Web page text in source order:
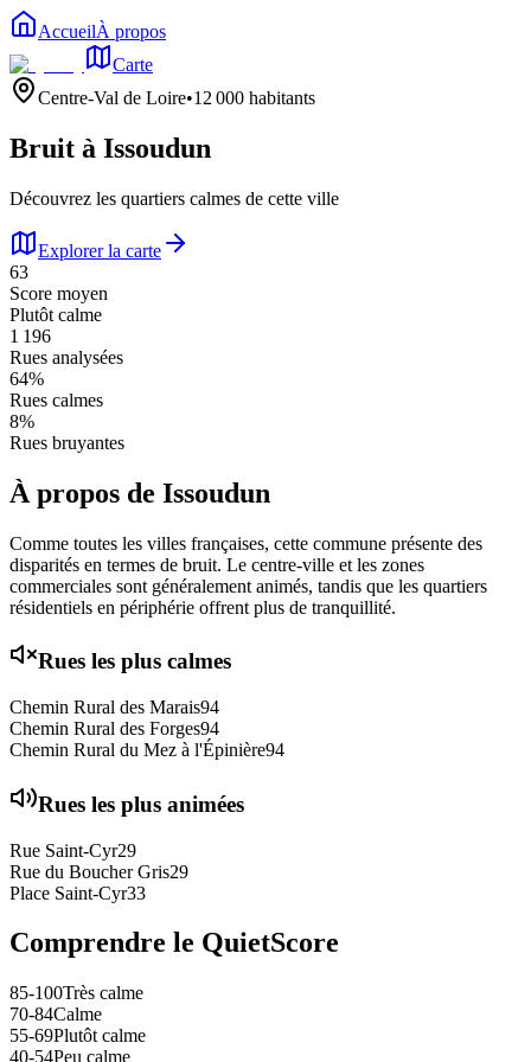
AccueilÀ propos
Carte
Centre-Val de Loire•12 000 habitants
Bruit à Issoudun
Découvrez les quartiers calmes de cette ville
Explorer la carte
63
Score moyen
Plutôt calme
1 196
Rues analysées
64%
Rues calmes
8%
Rues bruyantes
À propos de Issoudun
Comme toutes les villes françaises, cette commune présente des
disparités en termes de bruit. Le centre-ville et les zones
commerciales sont généralement animés, tandis que les quartiers
résidentiels en périphérie offrent plus de tranquillité.
Rues les plus calmes
Chemin Rural des Marais94
Chemin Rural des Forges94
Chemin Rural du Mez à l'Épinière94
Rues les plus animées
Rue Saint-Cyr29
Rue du Boucher Gris29
Place Saint-Cyr33
Comprendre le QuietScore
85-100Très calme
70-84Calme
55-69Plutôt calme
40-54Peu calme